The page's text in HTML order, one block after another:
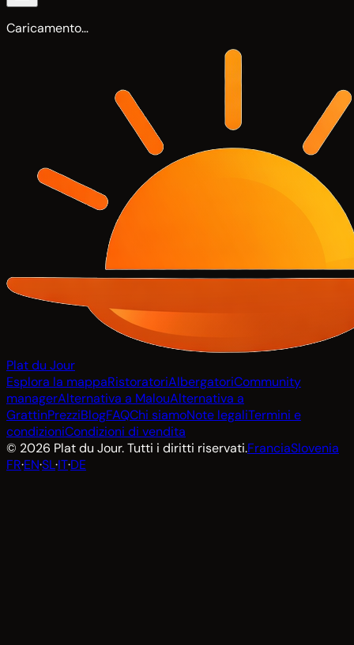
Caricamento…
Plat du Jour
Esplora la mappaRistoratoriAlbergatoriCommunity
managerAlternativa a MalouAlternativa a
GrattinPrezziBlogFAQChi siamoNote legaliTermini e
condizioniCondizioni di vendita
© 2026 Plat du Jour. Tutti i diritti riservati.FranciaSlovenia
FR·EN·SL·IT·DE